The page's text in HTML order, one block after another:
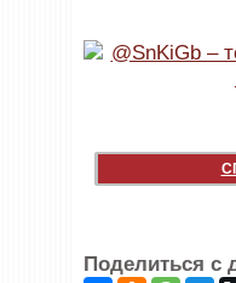
Поделиться с